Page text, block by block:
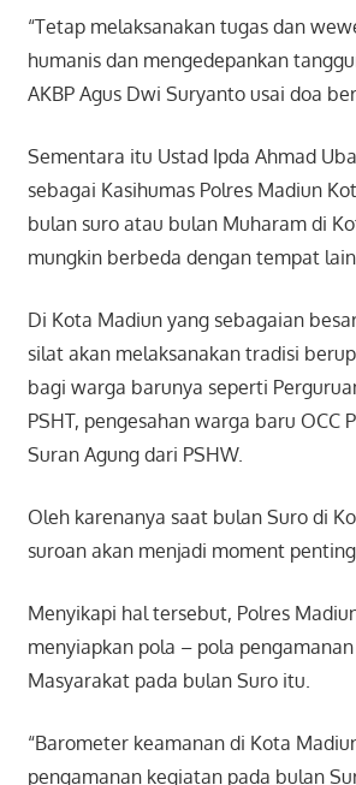
“Tetap melaksanakan tugas dan
humanis dan mengedepankan
AKBP Agus Dwi Suryanto usai doa
Sementara itu Ustad Ipda Ahmad
sebagai Kasihumas Polres Madiun
bulan suro atau bulan Muharam di
mungkin berbeda dengan tempat
Di Kota Madiun yang sebagaian
silat akan melaksanakan tradisi
bagi warga barunya seperti
PSHT, pengesahan warga baru OCC
Suran Agung dari PSHW.
Oleh karenanya saat bulan Suro di
suroan akan menjadi moment
Menyikapi hal tersebut, Polres
menyiapkan pola – pola
Masyarakat pada bulan Suro itu.
“Barometer keamanan di Kota
pengamanan kegiatan pada bulan